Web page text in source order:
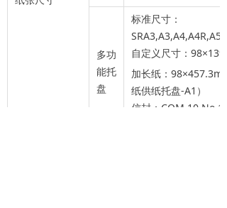
多功
能托
盘
标准尺寸：
自定义尺寸：
加长纸：
纸供纸托盘-A1）
信封：COM 10